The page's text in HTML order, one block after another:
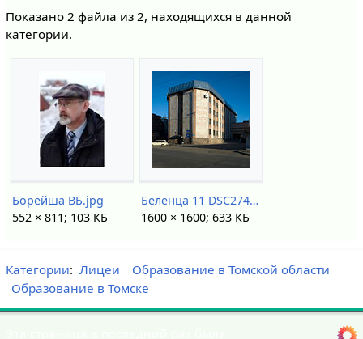
Показано 2 файла из 2, находящихся в данной
категории.
Борейша ВБ.jpg
552 × 811; 103 КБ
Беленца 11 DSC27444.jpg
1600 × 1600; 633 КБ
Категории: Лицеи
Образование в Томской области
Образование в Томске